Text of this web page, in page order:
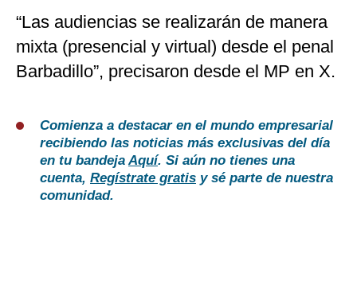
“Las audiencias se realizarán de manera
mixta (presencial y virtual) desde el penal
Barbadillo”, precisaron desde el MP en X.
Comienza a destacar en el mundo empresarial
recibiendo las noticias más exclusivas del día
en tu bandejaAquí. Si aún no tienes una
cuenta, Regístrate gratis y sé parte de nuestra
comunidad.